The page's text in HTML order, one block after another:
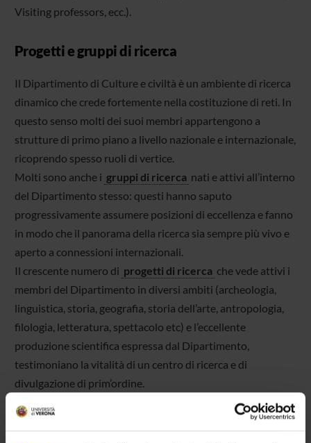
Visiting professors, ecc.).
Progetti e gruppi di ricerca
Il Dipartimento di Culture e civiltà è un ambiente di ricerca
dinamico che crede fortemente nella costituzione di reti. In
questo senso molti dei suoi membri appartengono a
strutture di primo piano a livello nazionale e internazionale,
ricoprendo spesso ruoli di vertice.
Molti sono anche i gruppi di ricerca nati e attivi all’interno
del Dipartimento stesso: questi hanno saputo
progressivamente assumere posizioni di eccellenza e fanno
in modo che il panorama della ricerca sia sempre più vivo e
aperto a connessioni internazionali.
Il crescente numero di progetti di ricerca che vede attivi i
membri del Dipartimento in diversi ambiti (archeologia,
linguistica, storia, geografia, storia dell’arte, antropologia,
filologia, letteratura, spettacolo etc) e l’eccellente
produzione scientifica espressa dal Dipartimento,
testimoniano la vitalità di un centro di ricerca e di
divulgazione di prim’ordine.